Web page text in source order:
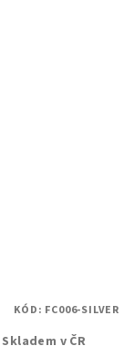
Skladem v ČR
KÓD: FC006-SILVER